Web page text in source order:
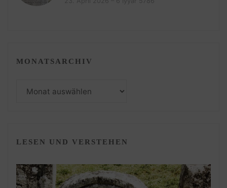
MONATSARCHIV
LESEN UND VERSTEHEN